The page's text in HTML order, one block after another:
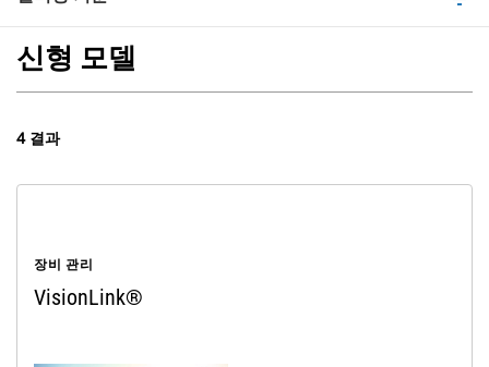
신형 모델
4 결과
장비 관리
VisionLink®